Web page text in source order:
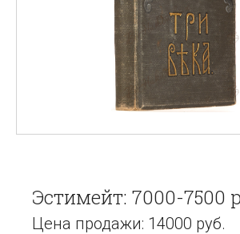
Эстимейт: 7000-7500
Цена продажи: 14000 руб.